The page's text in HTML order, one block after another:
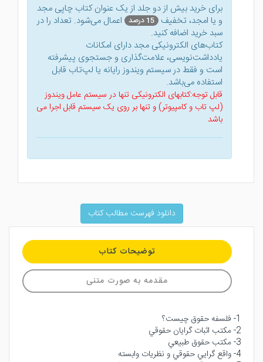
برای خرید بیش از دو جلد از یک عنوان کتاب‌ چاپی مجد
و یا امجد، تخفیف 15 درصد
اعمال می‌شود. تعداد را در
سبد خرید اضافه کنید.
کتاب‌های الکترونیکی مجد دارای امکانات
یادداشت‌نویسی، علامت‌گذاری و جستجوی پیشرفته
است و فقط در سیستم ویندوز رایانه یا لپ‌تاب قابل
استفاده می‌باشد.
قابل توجه:کتابهای الکترونیکی تنها در سیستم عامل ویندوز
(لپ تاب و کامپیوتر) و تنها بر روی یک سیستم قابل اجرا می
باشد
دانلود فهرست مطالب کتاب
توضیحات کتاب
مقدمه به صورت متنی
1- فلسفه حقوق چيست؟
2- مكتب اثبات گرايان حقوقي
3- مكتب حقوق طبيعي
4- واقع گرايي حقوقي و نظريات وابسته